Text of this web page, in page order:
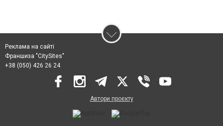
Реклама на сайті
Франшиза "CitySites"
+38 (050) 426 26 24
Автори проєкту